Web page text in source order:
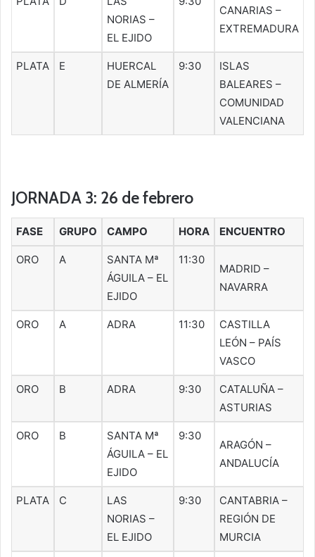
NORIAS –
EL EJIDO
CANARIAS –
EXTREMADURA
PLATA E
HUERCAL
DE ALMERÍA
9:30
ISLAS
BALEARES –
COMUNIDAD
VALENCIANA
JORNADA 3: 26 de febrero
FASE GRUPO CAMPO HORA ENCUENTRO
ORO A
SANTA Mª
ÁGUILA – EL
EJIDO
11:30
MADRID –
NAVARRA
ORO A ADRA 11:30
CASTILLA
LEÓN – PAÍS
VASCO
ORO B ADRA 9:30
CATALUÑA –
ASTURIAS
ORO B
SANTA Mª
ÁGUILA – EL
EJIDO
9:30
ARAGÓN –
ANDALUCÍA
PLATA C
LAS
NORIAS –
EL EJIDO
9:30
CANTABRIA –
REGIÓN DE
MURCIA